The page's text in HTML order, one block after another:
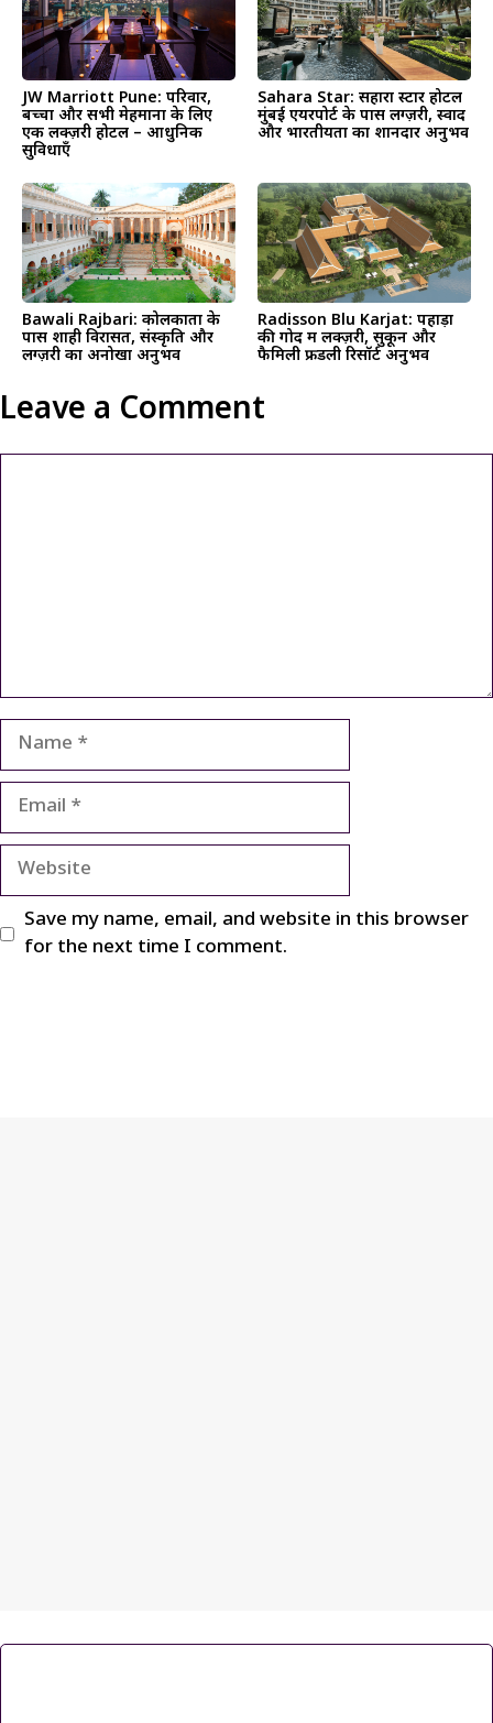
JW Marriott Pune: परिवार,
बच्चों और सभी मेहमानों के लिए
एक लक्ज़री होटल – आधुनिक
सुविधाएँ
Sahara Star: सहारा स्टार होटल
मुंबई एयरपोर्ट के पास लग्ज़री, स्वाद
और भारतीयता का शानदार अनुभव
Bawali Rajbari: कोलकाता के
पास शाही विरासत, संस्कृति और
लग्ज़री का अनोखा अनुभव
Radisson Blu Karjat: पहाड़ों
की गोद में लक्ज़री, सुकून और
फैमिली फ्रेंडली रिसॉर्ट अनुभव
Leave a Comment
Name
Email
Website
Save my name, email, and website in this browser
for the next time I comment.